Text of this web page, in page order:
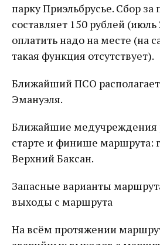
парку Приэльбрусье. Сбор
составляет 150 рублей
оплатить надо на месте (на
такая функция отсутствует).
Ближайший ПСО
Эмануэля.
Ближайшие медучреждения
старте и финише маршрута:
Верхний Баксан.
Запасные варианты
выходы с маршрута
На всём протяжении